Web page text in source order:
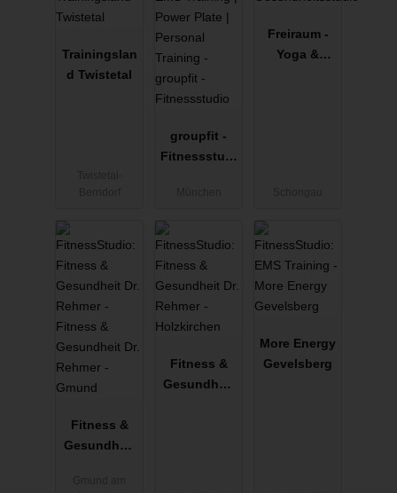
Trainingslan
d Twistetal
groupfit -
Fitnessstudi
Freiraum -
Yoga &
Fitness &
Gesundheit
Fitness &
Gesundheit
More Energy
Gevelsberg